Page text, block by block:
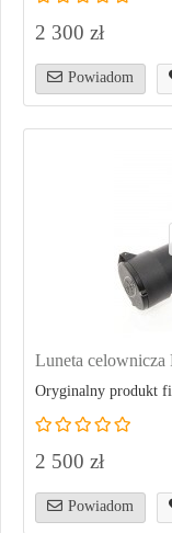
2 300 zł
Powiadom
Luneta celownicza
Oryginalny produkt
2 500 zł
Powiadom